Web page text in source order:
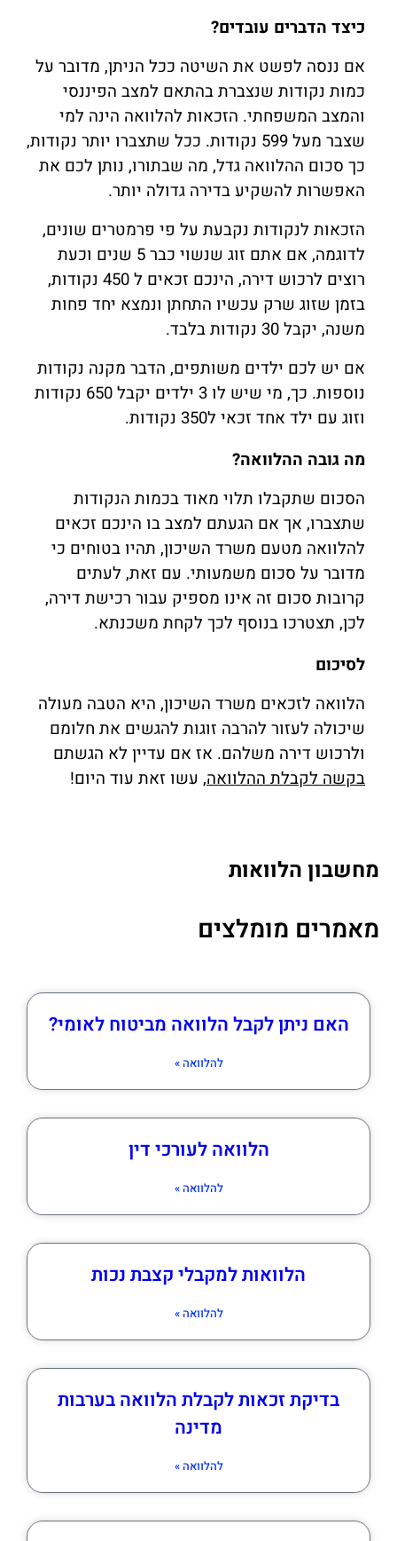
כיצד הדברים עובדים?
אם ננסה לפשט את השיטה ככל הניתן, מדובר על
כמות נקודות שנצברת בהתאם למצב הפיננסי
והמצב המשפחתי. הזכאות להלוואה הינה למי
שצבר מעל 599 נקודות. ככל שתצברו יותר נקודות,
כך סכום ההלוואה גדל, מה שבתורו, נותן לכם את
האפשרות להשקיע בדירה גדולה יותר.
הזכאות לנקודות נקבעת על פי פרמטרים שונים,
לדוגמה, אם אתם זוג שנשוי כבר 5 שנים וכעת
רוצים לרכוש דירה, הינכם זכאים ל 450 נקודות,
בזמן שזוג שרק עכשיו התחתן ונמצא יחד פחות
משנה, יקבל 30 נקודות בלבד.
אם יש לכם ילדים משותפים, הדבר מקנה נקודות
נוספות. כך, מי שיש לו 3 ילדים יקבל 650 נקודות
וזוג עם ילד אחד זכאי ל350 נקודות.
מה גובה ההלוואה?
הסכום שתקבלו תלוי מאוד בכמות הנקודות
שתצברו, אך אם הגעתם למצב בו הינכם זכאים
להלוואה מטעם משרד השיכון, תהיו בטוחים כי
מדובר על סכום משמעותי. עם זאת, לעתים
קרובות סכום זה אינו מספיק עבור רכישת דירה,
לכן, תצטרכו בנוסף לכך לקחת משכנתא.
לסיכום
הלוואה לזכאים משרד השיכון, היא הטבה מעולה
שיכולה לעזור להרבה זוגות להגשים את חלומם
ולרכוש דירה משלהם. אז אם עדיין לא הגשתם
בקשה לקבלת ההלוואה, עשו זאת עוד היום!
מחשבון הלוואות
מאמרים מומלצים
האם ניתן לקבל הלוואה מביטוח לאומי?
להלוואה »
הלוואה לעורכי דין
להלוואה »
הלוואות למקבלי קצבת נכות
להלוואה »
בדיקת זכאות לקבלת הלוואה בערבות
מדינה
להלוואה »